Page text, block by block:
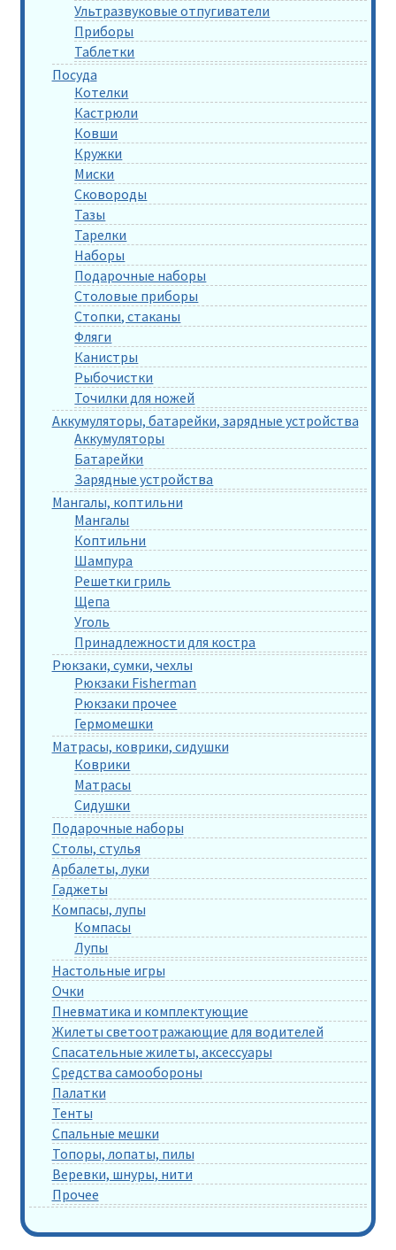
Ультразвуковые отпугиватели
Приборы
Таблетки
Посуда
Котелки
Кастрюли
Ковши
Кружки
Миски
Сковороды
Тазы
Тарелки
Наборы
Подарочные наборы
Столовые приборы
Стопки, стаканы
Фляги
Канистры
Рыбочистки
Точилки для ножей
Аккумуляторы, батарейки, зарядные устройства
Аккумуляторы
Батарейки
Зарядные устройства
Мангалы, коптильни
Мангалы
Коптильни
Шампура
Решетки гриль
Щепа
Уголь
Принадлежности для костра
Рюкзаки, сумки, чехлы
Рюкзаки Fisherman
Рюкзаки прочее
Гермомешки
Матрасы, коврики, сидушки
Коврики
Матрасы
Сидушки
Подарочные наборы
Столы, стулья
Арбалеты, луки
Гаджеты
Компасы, лупы
Компасы
Лупы
Настольные игры
Очки
Пневматика и комплектующие
Жилеты светоотражающие для водителей
Спасательные жилеты, аксессуары
Средства самообороны
Палатки
Тенты
Спальные мешки
Топоры, лопаты, пилы
Веревки, шнуры, нити
Прочее